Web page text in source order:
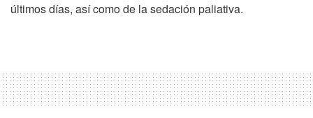
últimos días, así como de la sedación paliativa.